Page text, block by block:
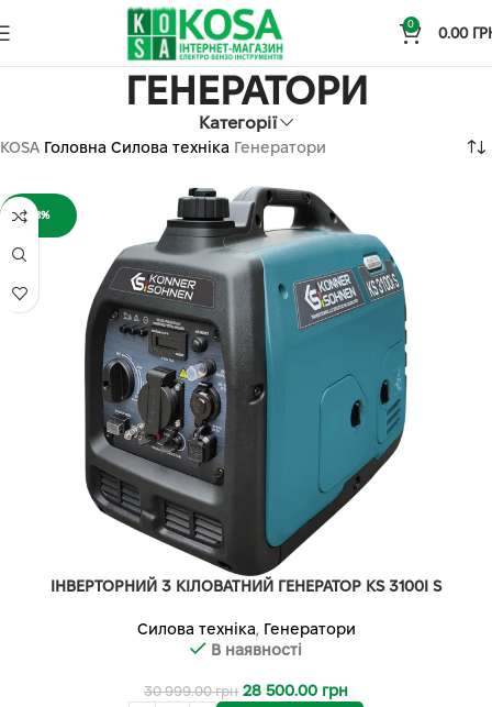
0
0.00
ГЕНЕРАТОРИ
Категорії
KOSA Головна Силова техніка Генератори
-8%
ІНВЕРТОРНИЙ 3 КІЛОВАТНИЙ ГЕНЕРАТОР KS 3100I S
Силова техніка, Генератори
В наявності
30 999.00грн 28 500.00 грн